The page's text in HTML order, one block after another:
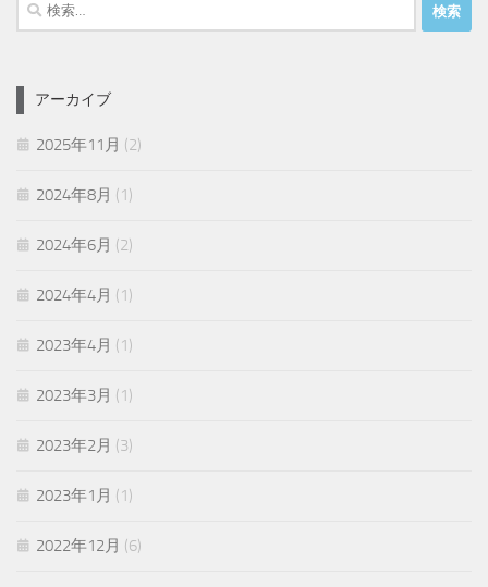
索:
アーカイブ
2025年11月 (2)
2024年8月 (1)
2024年6月 (2)
2024年4月 (1)
2023年4月 (1)
2023年3月 (1)
2023年2月 (3)
2023年1月 (1)
2022年12月 (6)